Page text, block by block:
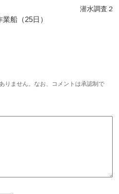
潜水調査２
船（25日）
りません。なお、コメントは承認制で